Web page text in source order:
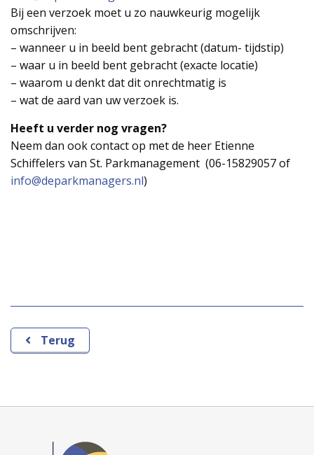
Bij een verzoek moet u zo nauwkeurig mogelijk
omschrijven:
– wanneer u in beeld bent gebracht (datum- tijdstip)
– waar u in beeld bent gebracht (exacte locatie)
– waarom u denkt dat dit onrechtmatig is
– wat de aard van uw verzoek is.
Heeft u verder nog vragen?
Neem dan ook contact op met de heer Etienne
Schiffelers van St. Parkmanagement (06-15829057 of
info@deparkmanagers.nl)
Terug